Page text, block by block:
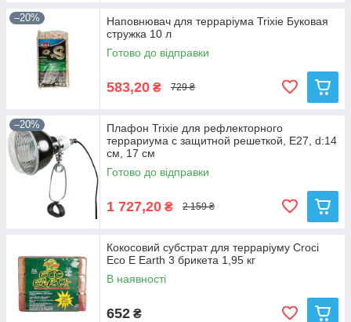
–20%
Наповнювач для терраріума Trixie Буковая
стружка 10 л
Готово до відправки
583,20 ₴ 729 ₴
–20%
Плафон Trixie для рефлекторного
террариума с защитной решеткой, E27, d:14
см, 17 см
Готово до відправки
1 727,20 ₴ 2 159 ₴
Кокосовий субстрат для терраріуму Croci
Eco E Earth 3 брикета 1,95 кг
В наявності
652 ₴